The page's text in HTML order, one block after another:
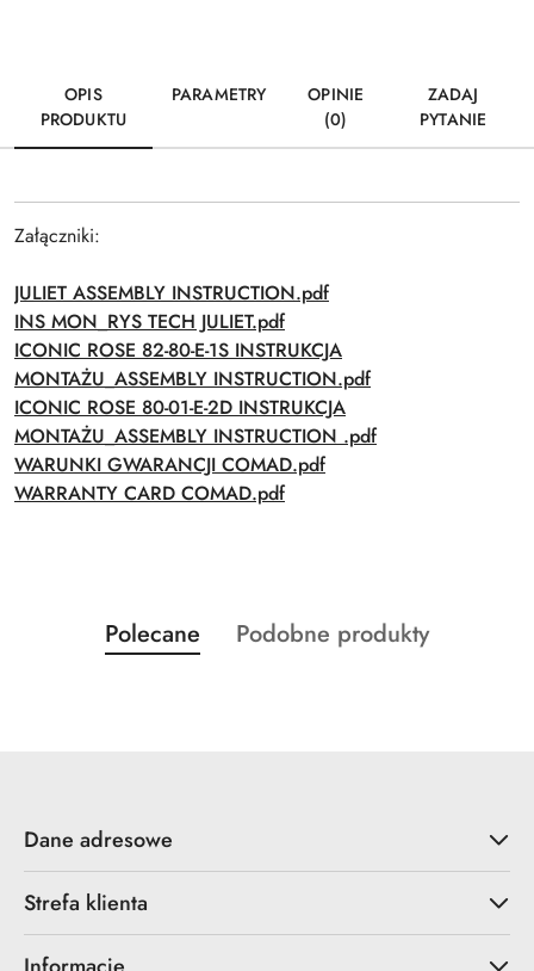
OPIS
PRODUKTU
PARAMETRY
OPINIE
(0)
ZADAJ
PYTANIE
Załączniki:
JULIET ASSEMBLY INSTRUCTION.pdf
INS MON_RYS TECH JULIET.pdf
ICONIC ROSE 82-80-E-1S INSTRUKCJA
MONTAŻU_ASSEMBLY INSTRUCTION.pdf
ICONIC ROSE 80-01-E-2D INSTRUKCJA
MONTAŻU_ASSEMBLY INSTRUCTION .pdf
WARUNKI GWARANCJI COMAD.pdf
WARRANTY CARD COMAD.pdf
Pomiń karuzelę produktów
Produkty
o
Polecane
Produkty
Podobne produkty
Dane adresowe
Strefa klienta